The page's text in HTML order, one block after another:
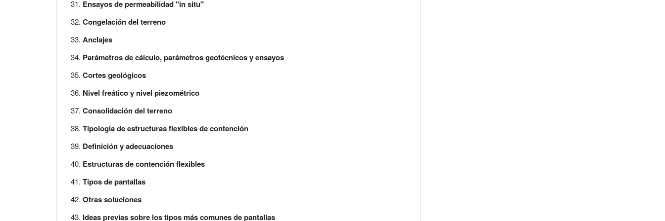
Ensayos de permeabilidad "in situ"
Congelación del terreno
Anclajes
Parámetros de cálculo, parámetros geotécnicos y ensayos
Cortes geológicos
Nivel freático y nivel piezométrico
Consolidación del terreno
Tipología de estructuras flexibles de contención
Definición y adecuaciones
Estructuras de contención flexibles
Tipos de pantallas
Otras soluciones
Ideas previas sobre los tipos más comunes de pantallas